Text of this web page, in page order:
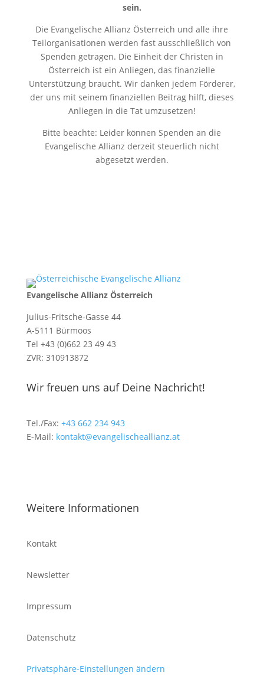
sein.
Die Evangelische Allianz Österreich und alle ihre
Teilorganisationen werden fast ausschließlich von
Spenden getragen. Die Einheit der Christen in
Österreich ist ein Anliegen, das finanzielle
Unterstützung braucht. Wir danken jedem Förderer,
der uns mit seinem finanziellen Beitrag hilft, dieses
Anliegen in die Tat umzusetzen!
Bitte beachte: Leider können Spenden an die
Evangelische Allianz derzeit steuerlich nicht
abgesetzt werden.
Evangelische Allianz Österreich
Julius-Fritsche-Gasse 44
A-5111 Bürmoos
Tel +43 (0)662 23 49 43
ZVR: 310913872
Wir freuen uns auf Deine Nachricht!
Tel./Fax: +43 662 234 943
E-Mail: kontakt@evangelischeallianz.at
Weitere Informationen
Kontakt
Newsletter
Impressum
Datenschutz
Privatsphäre-Einstellungen ändern